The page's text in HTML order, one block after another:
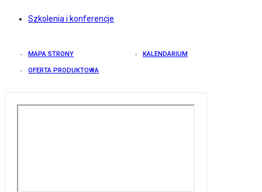
Szkolenia i konferencje
MAPA STRONY KALENDARIUM
OFERTA PRODUKTOWA